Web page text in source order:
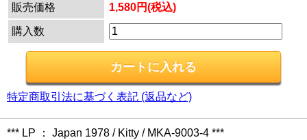
販売価格
1,580円(税込)
購入数
特定商取引法に基づく表記 (返品など)
*** LP ： Japan 1978 / Kitty / MKA-9003-4 ***